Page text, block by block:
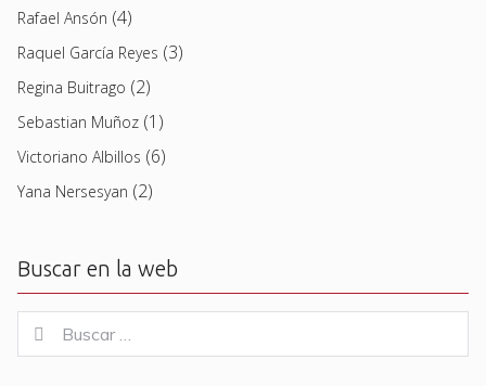
Rafael Ansón (4)
Raquel García Reyes (3)
Regina Buitrago (2)
Sebastian Muñoz (1)
Victoriano Albillos (6)
Yana Nersesyan (2)
Buscar en la web
for:
Buscar